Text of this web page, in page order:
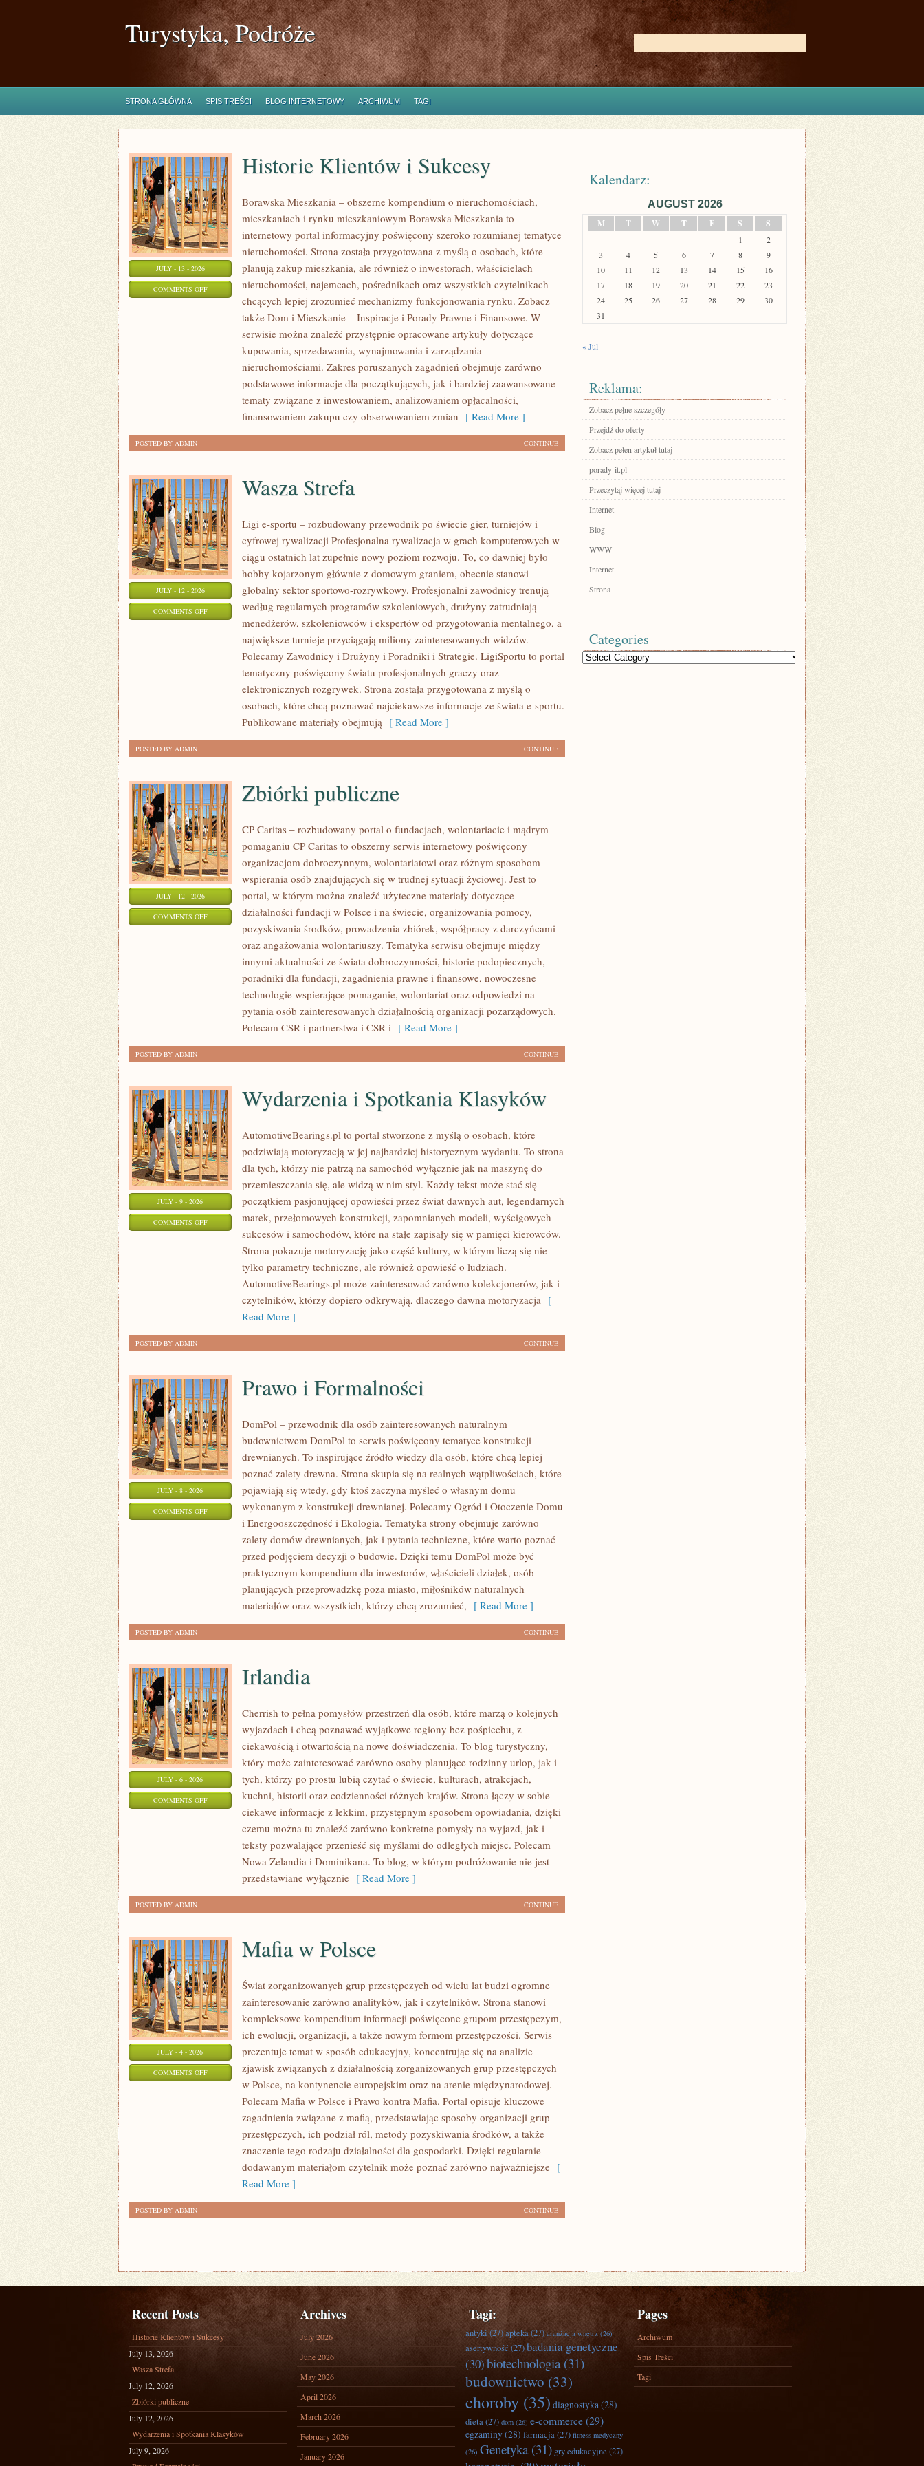
Turystyka, Podróże
STRONA GŁÓWNA SPIS TREŚCI BLOG INTERNETOWY ARCHIWUM TAGI
JULY - 13 - 2026
COMMENTS OFFON
Historie Klientów i Sukcesy
Borawska Mieszkania – obszerne kompendium o nieruchomościach,
mieszkaniach i rynku mieszkaniowym Borawska Mieszkania to
internetowy portal informacyjny poświęcony szeroko rozumianej tematyce
nieruchomości. Strona została przygotowana z myślą o osobach, które
planują zakup mieszkania, ale również o inwestorach, właścicielach
nieruchomości, najemcach, pośrednikach oraz wszystkich czytelnikach
chcących lepiej zrozumieć mechanizmy funkcjonowania rynku. Zobacz
także Dom i Mieszkanie – Inspiracje i Porady Prawne i Finansowe. W
serwisie można znaleźć przystępnie opracowane artykuły dotyczące
kupowania, sprzedawania, wynajmowania i zarządzania
nieruchomościami. Zakres poruszanych zagadnień obejmuje zarówno
podstawowe informacje dla początkujących, jak i bardziej zaawansowane
tematy związane z inwestowaniem, analizowaniem opłacalności,
finansowaniem zakupu czy obserwowaniem zmian [ Read More ]
CONTINUE
POSTED BY ADMIN
JULY - 12 - 2026
COMMENTS OFFON
Wasza Strefa
Ligi e-sportu – rozbudowany przewodnik po świecie gier, turniejów i
cyfrowej rywalizacji Profesjonalna rywalizacja w grach komputerowych w
ciągu ostatnich lat zupełnie nowy poziom rozwoju. To, co dawniej było
hobby kojarzonym głównie z domowym graniem, obecnie stanowi
globalny sektor sportowo-rozrywkowy. Profesjonalni zawodnicy trenują
według regularnych programów szkoleniowych, drużyny zatrudniają
menedżerów, szkoleniowców i ekspertów od przygotowania mentalnego, a
największe turnieje przyciągają miliony zainteresowanych widzów.
Polecamy Zawodnicy i Drużyny i Poradniki i Strategie. LigiSportu to portal
tematyczny poświęcony światu profesjonalnych graczy oraz
elektronicznych rozgrywek. Strona została przygotowana z myślą o
osobach, które chcą poznawać najciekawsze informacje ze świata e-sportu.
Publikowane materiały obejmują [ Read More ]
CONTINUE
POSTED BY ADMIN
JULY - 12 - 2026
COMMENTS OFFON
PUBLICZNE
Zbiórki publiczne
CP Caritas – rozbudowany portal o fundacjach, wolontariacie i mądrym
pomaganiu CP Caritas to obszerny serwis internetowy poświęcony
organizacjom dobroczynnym, wolontariatowi oraz różnym sposobom
wspierania osób znajdujących się w trudnej sytuacji życiowej. Jest to
portal, w którym można znaleźć użyteczne materiały dotyczące
działalności fundacji w Polsce i na świecie, organizowania pomocy,
pozyskiwania środków, prowadzenia zbiórek, współpracy z darczyńcami
oraz angażowania wolontariuszy. Tematyka serwisu obejmuje między
innymi aktualności ze świata dobroczynności, historie podopiecznych,
poradniki dla fundacji, zagadnienia prawne i finansowe, nowoczesne
technologie wspierające pomaganie, wolontariat oraz odpowiedzi na
pytania osób zainteresowanych działalnością organizacji pozarządowych.
Polecam CSR i partnerstwa i CSR i [ Read More ]
CONTINUE
POSTED BY ADMIN
JULY - 9 - 2026
COMMENTS OFFON
WYDARZENIA
SPOTKANIA
KLASYKÓW
Wydarzenia i Spotkania Klasyków
AutomotiveBearings.pl to portal stworzone z myślą o osobach, które
podziwiają motoryzacją w jej najbardziej historycznym wydaniu. To strona
dla tych, którzy nie patrzą na samochód wyłącznie jak na maszynę do
przemieszczania się, ale widzą w nim styl. Każdy tekst może stać się
początkiem pasjonującej opowieści przez świat dawnych aut, legendarnych
marek, przełomowych konstrukcji, zapomnianych modeli, wyścigowych
sukcesów i samochodów, które na stałe zapisały się w pamięci kierowców.
Strona pokazuje motoryzację jako część kultury, w którym liczą się nie
tylko parametry techniczne, ale również opowieść o ludziach.
AutomotiveBearings.pl może zainteresować zarówno kolekcjonerów, jak i
czytelników, którzy dopiero odkrywają, dlaczego dawna motoryzacja [
Read More ]
CONTINUE
POSTED BY ADMIN
JULY - 8 - 2026
COMMENTS OFFON
FORMALNOŚCI
Prawo i Formalności
DomPol – przewodnik dla osób zainteresowanych naturalnym
budownictwem DomPol to serwis poświęcony tematyce konstrukcji
drewnianych. To inspirujące źródło wiedzy dla osób, które chcą lepiej
poznać zalety drewna. Strona skupia się na realnych wątpliwościach, które
pojawiają się wtedy, gdy ktoś zaczyna myśleć o własnym domu
wykonanym z konstrukcji drewnianej. Polecamy Ogród i Otoczenie Domu
i Energooszczędność i Ekologia. Tematyka strony obejmuje zarówno
zalety domów drewnianych, jak i pytania techniczne, które warto poznać
przed podjęciem decyzji o budowie. Dzięki temu DomPol może być
praktycznym kompendium dla inwestorów, właścicieli działek, osób
planujących przeprowadzkę poza miasto, miłośników naturalnych
materiałów oraz wszystkich, którzy chcą zrozumieć, [ Read More ]
CONTINUE
POSTED BY ADMIN
JULY - 6 - 2026
COMMENTS OFFON
Irlandia
Cherrish to pełna pomysłów przestrzeń dla osób, które marzą o kolejnych
wyjazdach i chcą poznawać wyjątkowe regiony bez pośpiechu, z
ciekawością i otwartością na nowe doświadczenia. To blog turystyczny,
który może zainteresować zarówno osoby planujące rodzinny urlop, jak i
tych, którzy po prostu lubią czytać o świecie, kulturach, atrakcjach,
kuchni, historii oraz codzienności różnych krajów. Strona łączy w sobie
ciekawe informacje z lekkim, przystępnym sposobem opowiadania, dzięki
czemu można tu znaleźć zarówno konkretne pomysły na wyjazd, jak i
teksty pozwalające przenieść się myślami do odległych miejsc. Polecam
Nowa Zelandia i Dominikana. To blog, w którym podróżowanie nie jest
przedstawiane wyłącznie [ Read More ]
CONTINUE
POSTED BY ADMIN
JULY - 4 - 2026
COMMENTS OFFON
Mafia w Polsce
Świat zorganizowanych grup przestępczych od wielu lat budzi ogromne
zainteresowanie zarówno analityków, jak i czytelników. Strona stanowi
kompleksowe kompendium informacji poświęcone grupom przestępczym,
ich ewolucji, organizacji, a także nowym formom przestępczości. Serwis
prezentuje temat w sposób edukacyjny, koncentrując się na analizie
zjawisk związanych z działalnością zorganizowanych grup przestępczych
w Polsce, na kontynencie europejskim oraz na arenie międzynarodowej.
Polecam Mafia w Polsce i Prawo kontra Mafia. Portal opisuje kluczowe
zagadnienia związane z mafią, przedstawiając sposoby organizacji grup
przestępczych, ich podział ról, metody pozyskiwania środków, a także
znaczenie tego rodzaju działalności dla gospodarki. Dzięki regularnie
dodawanym materiałom czytelnik może poznać zarówno najważniejsze [
Read More ]
CONTINUE
POSTED BY ADMIN
Kalendarz:
AUGUST 2026
M
T W T F S S
1
2
3
4 5 6 7 8
9
10
11 12 13 14 15
16
17
18 19 20 21 22
23
24
25 26 27 28 29
30
31
« Jul
Reklama:
Zobacz pełne szczegóły
Przejdź do oferty
Zobacz pełen artykuł tutaj
porady-it.pl
Przeczytaj więcej tutaj
Internet
Blog
WWW
Internet
Strona
Categories
Categories
Recent Posts
Historie Klientów i Sukcesy
July 13, 2026
Wasza Strefa
July 12, 2026
Zbiórki publiczne
July 12, 2026
Wydarzenia i Spotkania Klasyków
July 9, 2026
Archives
July 2026
June 2026
May 2026
April 2026
March 2026
February 2026
January 2026
Tagi:
antyki(27)apteka(27) aranżacja wnętrz (26)
asertywność (27)badania genetyczne
(30)biotechnologia(31)
budownictwo (33)
choroby (35) diagnostyka(28)
dieta(27) dom (26) e-commerce(29)
egzaminy(28) farmacja(27) fitness medyczny
(26) Genetyka(31) gry edukacyjne (27)
Pages
Archiwum
Spis Treści
Tagi